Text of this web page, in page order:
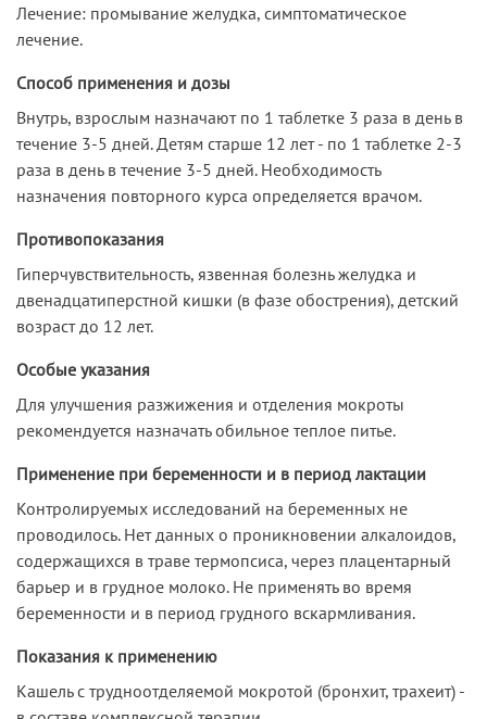
Лечение: промывание желудка, симптоматическое
лечение.
Способ применения и дозы
Внутрь, взрослым назначают по 1 таблетке 3 раза в день в
течение 3-5 дней. Детям старше 12 лет - по 1 таблетке 2-3
раза в день в течение 3-5 дней. Необходимость
назначения повторного курса определяется врачом.
Противопоказания
Гиперчувствительность, язвенная болезнь желудка и
двенадцатиперстной кишки (в фазе обострения), детский
возраст до 12 лет.
Особые указания
Для улучшения разжижения и отделения мокроты
рекомендуется назначать обильное теплое питье.
Применение при беременности и в период лактации
Контролируемых исследований на беременных не
проводилось. Нет данных о проникновении алкалоидов,
содержащихся в траве термопсиса, через плацентарный
барьер и в грудное молоко. Не применять во время
беременности и в период грудного вскармливания.
Показания к применению
Кашель с трудноотделяемой мокротой (бронхит, трахеит) -